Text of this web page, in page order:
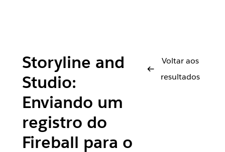
Storyline and
Studio:
Enviando um
registro do
Fireball para o
Voltar aos
resultados